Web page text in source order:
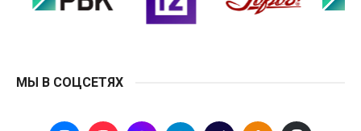
МЫ В СОЦСЕТЯХ